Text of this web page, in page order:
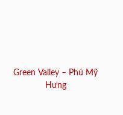
Green Valley – Phú Mỹ
Hưng